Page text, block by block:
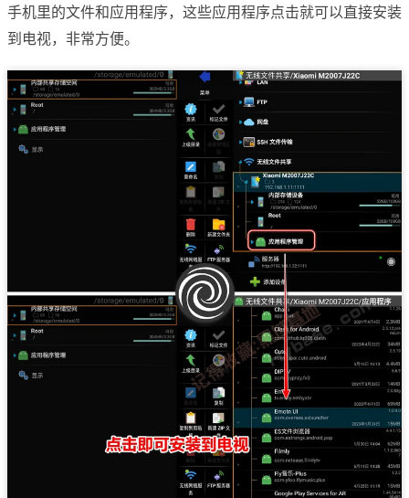
手机里的文件和应用程序，这些应用程序点击就可以直接安装
到电视，非常方便。